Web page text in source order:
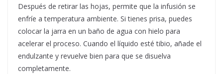
Después de retirar las hojas, permite que la infusión se
enfríe a temperatura ambiente. Si tienes prisa, puedes
colocar la jarra en un baño de agua con hielo para
acelerar el proceso. Cuando el líquido esté tibio, añade el
endulzante y revuelve bien para que se disuelva
completamente.